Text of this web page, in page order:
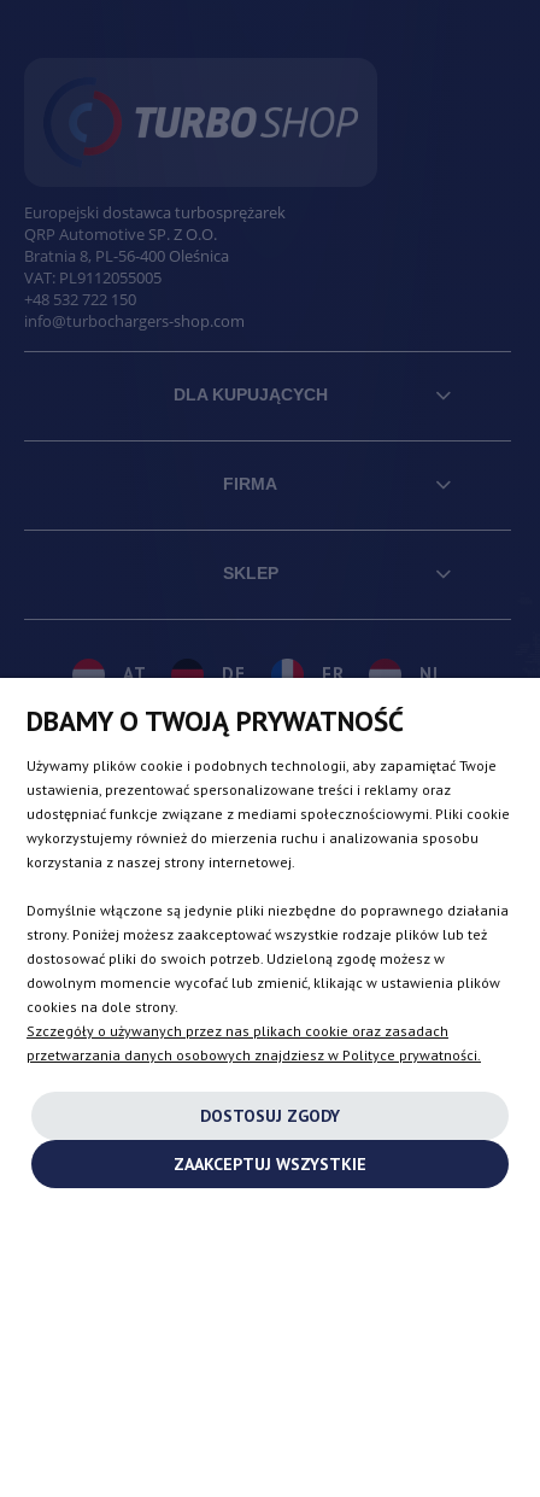
Europejski dostawca turbosprężarek
QRP Automotive SP. Z O.O.
Bratnia 8, PL -56-400 Oleśnica
VAT: PL9112055005
+48 532 722 150
info@turbochargers-shop.com
DLA KUPUJĄCYCH
FIRMA
SKLEP
AT
CZ
DE
ES
FR
IT
NL
SE
SK
FACEBOOK
DBAMY O TWOJĄ PRYWATNOŚĆ
Używamy plików cookie i podobnych technologii, aby zapamiętać Twoje
ustawienia, prezentować spersonalizowane treści i reklamy oraz
udostępniać funkcje związane z mediami społecznościowymi. Pliki cookie
wykorzystujemy również do mierzenia ruchu i analizowania sposobu
korzystania z naszej strony internetowej.
Domyślnie włączone są jedynie pliki niezbędne do poprawnego działania
strony. Poniżej możesz zaakceptować wszystkie rodzaje plików lub też
dostosować pliki do swoich potrzeb. Udzieloną zgodę możesz w
dowolnym momencie wycofać lub zmienić, klikając w ustawienia plików
cookies na dole strony.
Szczegóły o używanych przez nas plikach cookie oraz zasadach
przetwarzania danych osobowych znajdziesz w Polityce prywatności.
DOSTOSUJ ZGODY
ZAAKCEPTUJ WSZYSTKIE